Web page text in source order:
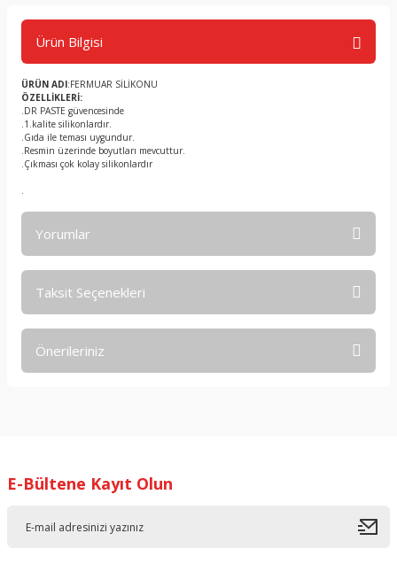
Ürün Bilgisi
ÜRÜN ADI:FERMUAR SİLİKONU
ÖZELLİKLERİ:
.DR PASTE güvencesinde
.1.kalite silikonlardır.
.Gıda ile teması uygundur.
.Resmin üzerinde boyutları mevcuttur.
.Çıkması çok kolay silikonlardır
.
Yorumlar
Taksit Seçenekleri
Önerileriniz
Ürün resmi kalitesiz, bozuk veya görüntülenemiyor.
E-Bültene Kayıt Olun